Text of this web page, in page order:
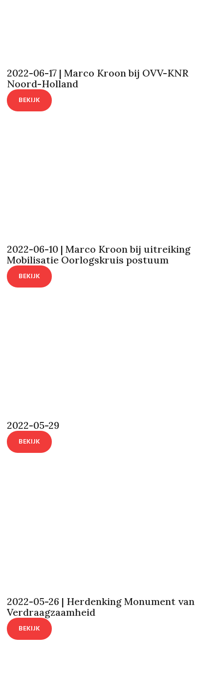
2022-06-17 | Marco Kroon bij OVV-KNR
Noord-Holland
BEKIJK
2022-06-10 | Marco Kroon bij uitreiking
Mobilisatie Oorlogskruis postuum
BEKIJK
2022-05-29
BEKIJK
2022-05-26 | Herdenking Monument van
Verdraagzaamheid
BEKIJK